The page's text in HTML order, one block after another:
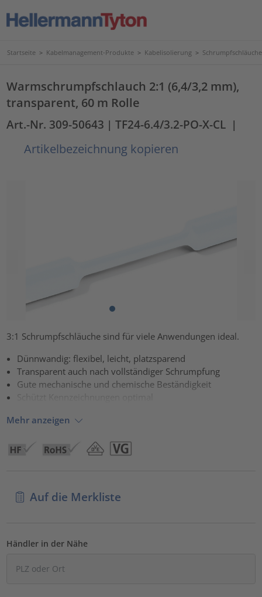
Startseite > Kabelmanagement-Produkte > Kabelisolierung > Schrumpfschläuche
Warmschrumpfschlauch 2:1 (6,4/3,2 mm),
transparent, 60 m Rolle
Art.-Nr. 309-50643 | TF24-6.4/3.2-PO-X-CL |
Artikelbezeichnung kopieren
3:1 Schrumpfschläuche sind für viele Anwendungen ideal.
Dünnwandig: flexibel, leicht, platzsparend
Transparent auch nach vollständiger Schrumpfung
Gute mechanische und chemische Beständigkeit
Mehr anzeigen
Auf die Merkliste
Händler in der Nähe